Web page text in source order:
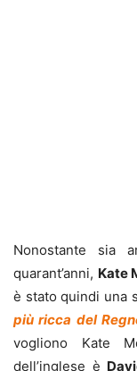
Nonostante sia
quarant’anni, Kate
è stato quindi una
più ricca del
vogliono Kate
dell’inglese è